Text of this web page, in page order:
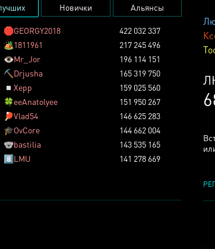
Новички Альянсы
🛑GEORGY2018
422 032 337
🏕️1811961
217 245 496
👁️Mr_Jor
196 114 151
⛏️ Drjusha
165 319 750
◽ Xepp
159 025 560
🍀eeAnatolyee
151 950 267
🏓Vlad54
146 625 283
🎓OvCore
144 662 004
🐨bastilia
143 535 165
8️⃣LMU 141 278 669